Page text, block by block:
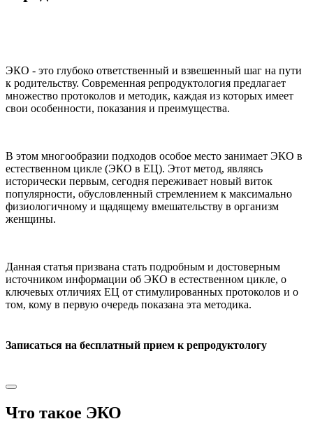
ЭКО - это глубоко ответственный и взвешенный шаг на пути
к родительству. Современная репродуктология предлагает
множество протоколов и методик, каждая из которых имеет
свои особенности, показания и преимущества.
В этом многообразии подходов особое место занимает ЭКО в
естественном цикле (ЭКО в ЕЦ). Этот метод, являясь
исторически первым, сегодня переживает новый виток
популярности, обусловленный стремлением к максимально
физиологичному и щадящему вмешательству в организм
женщины.
Данная статья призвана стать подробным и достоверным
источником информации об ЭКО в естественном цикле, о
ключевых отличиях ЕЦ от стимулированных протоколов и о
том, кому в первую очередь показана эта методика.
Записаться на бесплатный прием к репродуктологу
Что такое ЭКО